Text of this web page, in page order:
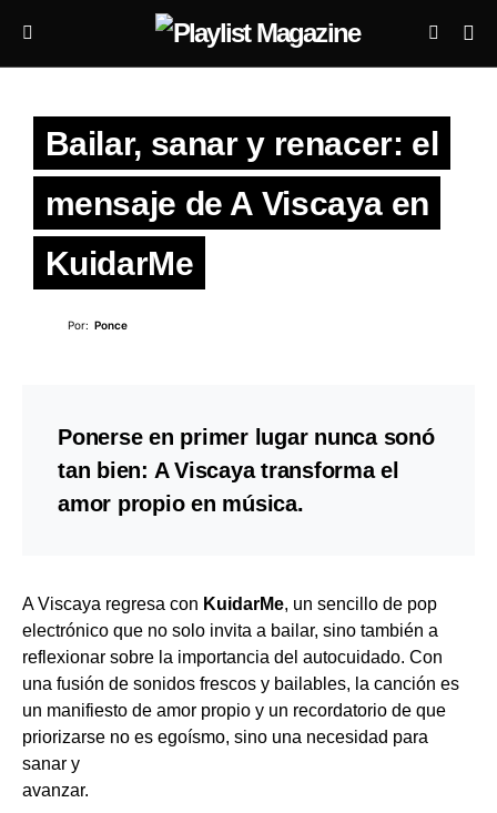
Bailar, sanar y renacer: el
mensaje de A Viscaya en
KuidarMe
Por: Ponce
Ponerse en primer lugar nunca sonó
tan bien: A Viscaya transforma el
amor propio en música.
A Viscaya regresa con KuidarMe, un sencillo de pop
electrónico que no solo invita a bailar, sino también a
reflexionar sobre la importancia del autocuidado. Con
una fusión de sonidos frescos y bailables, la canción es
un manifiesto de amor propio y un recordatorio de que
priorizarse no es egoísmo, sino una necesidad para
sanar y
avanzar.